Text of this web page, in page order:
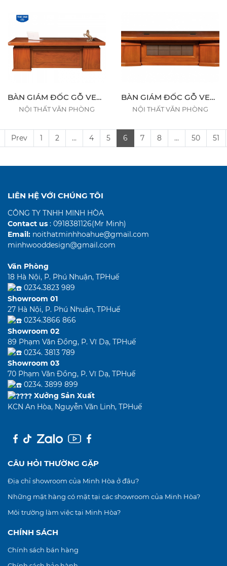
BÀN GIÁM ĐỐC GỖ VENEER DT2411V17 / DT2411VM17
NỘI THẤT VĂN PHÒNG
BÀN GIÁM ĐỐC GỖ VENEER DT3212V18 / DT3212VM18
NỘI THẤT VĂN PHÒNG
Prev 1 2 ... 4 5 6 7 8 ... 50 51
LIÊN HỆ VỚI CHÚNG TÔI
CÔNG TY TNHH MINH HÒA
Contact us : 0918381126(Mr Minh)
Email: noithatminhhoahue@gmail.com
minhwooddesign@gmail.com
Văn Phòng
18 Hà Nội, P. Phú Nhuận, TPHuế
0234.3823 989
Showroom 01
27 Hà Nội, P. Phú Nhuận, TPHuế
0234.3866 866
Showroom 02
89 Phạm Văn Đồng, P. Vĩ Dạ, TPHuế
0234. 3813 789
Showroom 03
70 Phạm Văn Đồng, P. Vĩ Dạ, TPHuế
0234. 3899 899
Xưởng Sản Xuất
KCN An Hòa, Nguyễn Văn Linh, TPHuế
CÂU HỎI THƯỜNG GẶP
Địa chỉ showroom của Minh Hòa ở đâu?
Những mặt hàng có mặt tại các showroom của Minh Hòa?
Môi trường làm việc tại Minh Hòa?
CHÍNH SÁCH
Chính sách bán hàng